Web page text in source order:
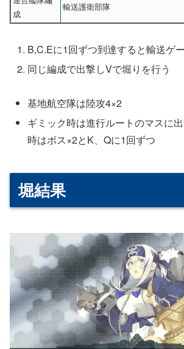
成
輸送護衛部隊
B,C.Eに1回ずつ到達すると輸送ゲ
同じ編成で出撃しVで堀りを行う
基地航空隊は陸攻4×2
ギミック時は進行ルートのマスに
時はボス×2とK、Qに1回ずつ
堀結果